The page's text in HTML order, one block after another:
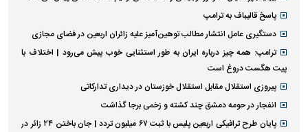
پاسخ قالیباف به ترامپ
دستگیری عامل انتشار مطالب توهین‌آمیز علیه زائران اربعین در فضای مجازی
ترامپ: همه چیز درباره ایران به طور استثنایی خوب پیش می‌رود | اختلاف با
پیت هگست دروغ است
پیروزی استقلال مقابل استقلال خوزستان در دیداری تدارکاتی
انفجار در حومه دمشق چند کشته و زخمی برجا گذاشت
پایان طرح ترافیکی اربعین پلیس با ثبت ۶۷ میلیون تردد | جان باختن ۲۴ زائر در